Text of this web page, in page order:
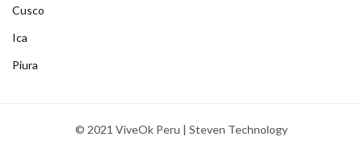
Cusco
Ica
Piura
© 2021 ViveOk Peru | Steven Technology